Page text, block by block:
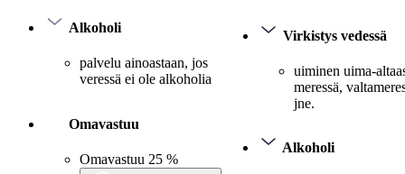
Alkoholi
palvelu ainoastaan, jos
veressä ei ole alkoholia
Omavastuu
Omavastuu 25 %
Virkistys vedessä
uiminen uima-
meressä,
jne.
Alkoholi